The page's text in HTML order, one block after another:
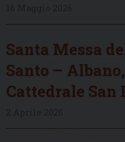
Santa Messa
Santo –
Cattedrale San